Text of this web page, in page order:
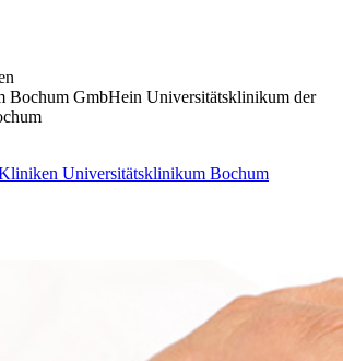
Bochum GmbHein Universitätsklinikum der
Universitätsklinikum Bochum